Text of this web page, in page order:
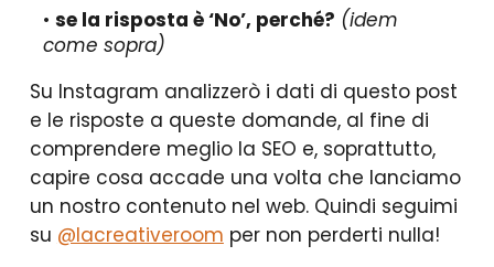
se la risposta è ‘No’, perché? (idem
come sopra)
Su Instagram analizzerò i dati di questo post
e le risposte a queste domande, al fine di
comprendere meglio la SEO e, soprattutto,
capire cosa accade una volta che lanciamo
un nostro contenuto nel web. Quindi seguimi
su @lacreativeroom per non perderti nulla!